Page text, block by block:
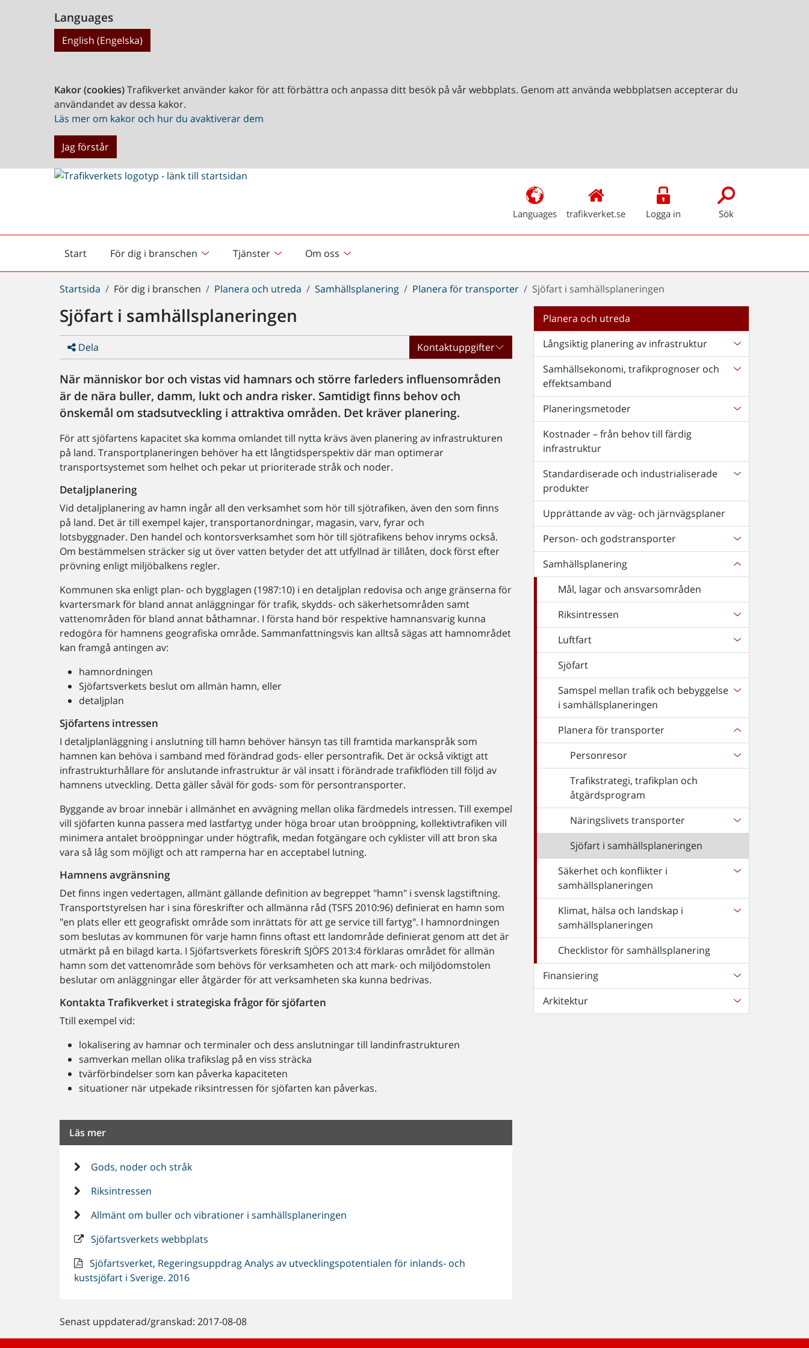
Languages
English (Engelska)
Kakor (cookies)Trafikverket använder kakor för att förbättra och anpassa ditt besök på vår webbplats. Genom att använda webbplatsen accepterar du
användandet av dessa kakor.
Läs mer om kakor och hur du avaktiverar dem
Jag förstår
Languages trafikverket.se Logga in Sök
Start
Startsida För dig i branschen Tjänster Om oss
Du
här:
Startsida För dig i branschen Planera och utreda Samhällsplanering Planera för transporter Sjöfart i samhällsplaneringen
Sjöfart i samhällsplaneringen
Dela Kontaktuppgifter
När människor bor och vistas vid hamnars och större farleders influensområden
är de nära buller, damm, lukt och andra risker. Samtidigt finns behov och
önskemål om stadsutveckling i attraktiva områden. Det kräver planering.
För att sjöfartens kapacitet ska komma omlandet till nytta krävs även planering av infrastrukturen
på land. Transportplaneringen behöver ha ett långtidsperspektiv där man optimerar
transportsystemet som helhet och pekar ut prioriterade stråk och noder.
Detaljplanering
Vid detaljplanering av hamn ingår all den verksamhet som hör till sjötrafiken, även den som finns
på land. Det är till exempel kajer, transportanordningar, magasin, varv, fyrar och
lotsbyggnader. Den handel och kontorsverksamhet som hör till sjötrafikens behov inryms också.
Om bestämmelsen sträcker sig ut över vatten betyder det att utfyllnad är tillåten, dock först efter
prövning enligt miljöbalkens regler.
Kommunen ska enligt plan- och bygglagen (1987:10) i en detaljplan redovisa och ange gränserna för
kvartersmark för bland annat anläggningar för trafik, skydds- och säkerhetsområden samt
vattenområden för bland annat båthamnar. I första hand bör respektive hamnansvarig kunna
redogöra för hamnens geografiska område. Sammanfattningsvis kan alltså sägas att hamnområdet
kan framgå antingen av:
hamnordningen
Sjöfartsverkets beslut om allmän hamn, eller
detaljplan
Sjöfartens intressen
I detaljplanläggning i anslutning till hamn behöver hänsyn tas till framtida markanspråk som
hamnen kan behöva i samband med förändrad gods- eller persontrafik. Det är också viktigt att
infrastrukturhållare för anslutande infrastruktur är väl insatt i förändrade trafikflöden till följd av
hamnens utveckling. Detta gäller såväl för gods- som för persontransporter.
Byggande av broar innebär i allmänhet en avvägning mellan olika färdmedels intressen. Till exempel
vill sjöfarten kunna passera med lastfartyg under höga broar utan broöppning, kollektivtrafiken vill
minimera antalet broöppningar under högtrafik, medan fotgängare och cyklister vill att bron ska
vara så låg som möjligt och att ramperna har en acceptabel lutning.
Hamnens avgränsning
Det finns ingen vedertagen, allmänt gällande definition av begreppet "hamn" i svensk lagstiftning.
Transportstyrelsen har i sina föreskrifter och allmänna råd (TSFS 2010:96) definierat en hamn som
"en plats eller ett geografiskt område som inrättats för att ge service till fartyg". I hamnordningen
som beslutas av kommunen för varje hamn finns oftast ett landområde definierat genom att det är
utmärkt på en bilagd karta. I Sjöfartsverkets föreskrift SJÖFS 2013:4 förklaras området för allmän
hamn som det vattenområde som behövs för verksamheten och att mark- och miljödomstolen
beslutar om anläggningar eller åtgärder för att verksamheten ska kunna bedrivas.
Kontakta Trafikverket i strategiska frågor för sjöfarten
Ttill exempel vid:
lokalisering av hamnar och terminaler och dess anslutningar till landinfrastrukturen
samverkan mellan olika trafikslag på en viss sträcka
tvärförbindelser som kan påverka kapaciteten
situationer när utpekade riksintressen för sjöfarten kan påverkas.
Läs mer
Gods, noder och stråk
Riksintressen
Allmänt om buller och vibrationer i samhällsplaneringen
Sjöfartsverkets webbplats
Sjöfartsverket, Regeringsuppdrag Analys av utvecklingspotentialen för inlands- och
kustsjöfart i Sverige. 2016
Senast uppdaterad/granskad: 2017-08-08
Planera och utreda
Långsiktig planering av infrastruktur
Samhällsekonomi, trafikprognoser och
effektsamband
Planeringsmetoder
Kostnader – från behov till färdig
infrastruktur
Standardiserade och industrialiserade
produkter
Upprättande av väg- och järnvägsplaner
Person- och godstransporter
Samhällsplanering
Mål, lagar och ansvarsområden
Riksintressen
Luftfart
Sjöfart
Samspel mellan trafik och bebyggelse
i samhällsplaneringen
Planera för transporter
Personresor
Trafikstrategi, trafikplan och
åtgärdsprogram
Näringslivets transporter
Sjöfart i samhällsplaneringen
Säkerhet och konflikter i
samhällsplaneringen
Klimat, hälsa och landskap i
samhällsplaneringen
Checklistor för samhällsplanering
Finansiering
Arkitektur